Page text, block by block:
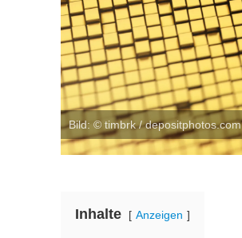
Bild: © timbrk / depositphotos.com
Inhalte Anzeigen